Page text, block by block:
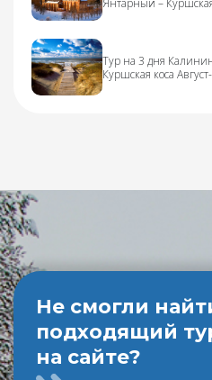
Янтарный –
Тур на 3 дня
Куршская коса
Не смогли
подходящий
на сайте?